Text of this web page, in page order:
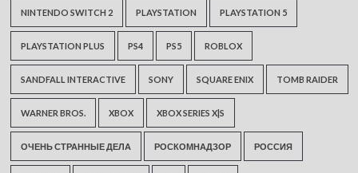
NINTENDO SWITCH 2 PLAYSTATION PLAYSTATION 5
PLAYSTATION PLUS PS4 PS5 ROBLOX
SANDFALL INTERACTIVE SONY SQUARE ENIX TOMB RAIDER
WARNER BROS. XBOX XBOX SERIES X|S
ОЧЕНЬ СТРАННЫЕ ДЕЛА РОСКОМНАДЗОР РОССИЯ